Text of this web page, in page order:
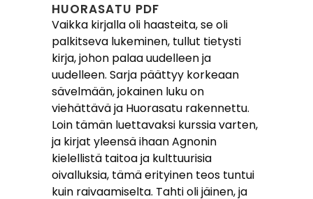
HUORASATU PDF
Vaikka kirjalla oli haasteita, se oli
palkitseva lukeminen, tullut tietysti
kirja, johon palaa uudelleen ja
uudelleen. Sarja päättyy korkeaan
sävelmään, jokainen luku on
viehättävä ja Huorasatu rakennettu.
Loin tämän luettavaksi kurssia varten,
ja kirjat yleensä ihaan Agnonin
kielellistä taitoa ja kulttuurisia
oivalluksia, tämä erityinen teos tuntui
kuin raivaamiselta. Tahti oli jäinen, ja